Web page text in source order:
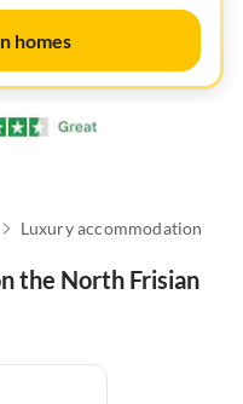
homes
Luxury accommodation
the North Frisian